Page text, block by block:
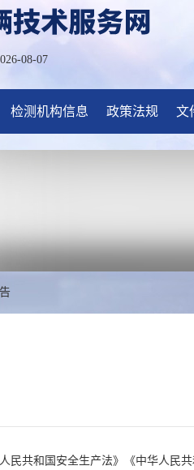
08-07
检测机构信息 政策法规 文
民共和国安全生产法》《中华人民